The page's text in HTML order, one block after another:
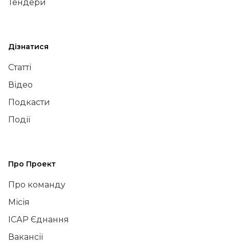
Тендери
Дізнатися
Статті
Відео
Подкасти
Події
Про Проект
Про команду
Місія
ІСАР Єднання
Вакансії